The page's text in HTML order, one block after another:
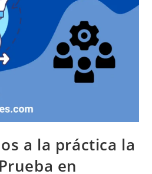
a la práctica la
en